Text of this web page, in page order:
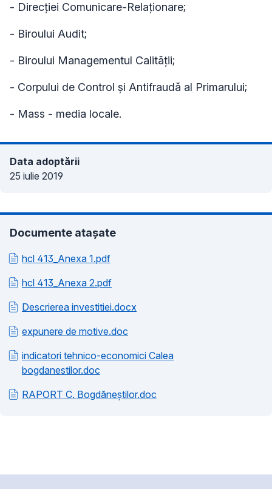
- Direcției Comunicare-Relaționare;
- Biroului Audit;
- Biroului Managementul Calității;
- Corpului de Control și Antifraudă al Primarului;
- Mass - media locale.
Data adoptării
25 iulie 2019
Documente atașate
hcl 413_Anexa 1.pdf
hcl 413_Anexa 2.pdf
Descrierea investitiei.docx
expunere de motive.doc
indicatori tehnico-economici Calea
bogdanestilor.doc
RAPORT C. Bogdăneştilor.doc